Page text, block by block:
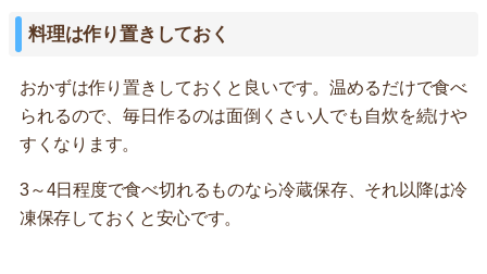
料理は作り置きしておく
おかずは作り置きしておくと良いです。温めるだけで食べ
られるので、毎日作るのは面倒くさい人でも自炊を続けや
すくなります。
3～4日程度で食べ切れるものなら冷蔵保存、それ以降は冷
凍保存しておくと安心です。